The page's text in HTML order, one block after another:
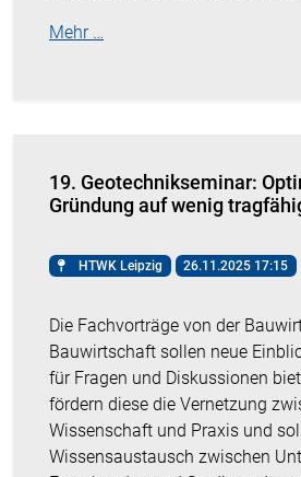
Mehr …
19. Geotechnikseminar:
Gründung auf wenig
HTWK Leipzig 26.11.2025 17:15
Die Fachvorträge von der
Bauwirtschaft sollen neue
für Fragen und Diskussionen
fördern diese die Vernetzung
Wissenschaft und Praxis und
Wissensaustausch zwischen